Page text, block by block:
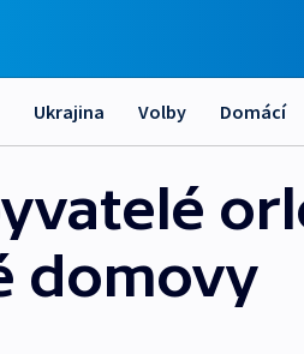
Ukrajina Volby Domácí
domovy